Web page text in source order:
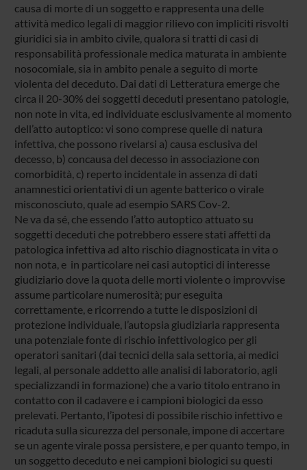
causa di morte di un soggetto e rappresenta una delle
attività medico legali di maggior rilievo con impliciti risvolti
giuridici sia in ambito civile, qualora si tratti di casi di
responsabilità professionale medica maturata in ambiente
nosocomiale, sia in ambito penale a seguito di morte
violenta del deceduto. Dai dati di Letteratura emerge che
circa il 20-30% dei soggetti deceduti presentano patologie,
non note in vita, ed individuate esclusivamente al momento
dell’atto autoptico: vi sono comprese quelle di natura
infettiva, che possono rivelarsi a) causa esclusiva del
decesso, b) concausa del decesso in associazione con
comorbidità, c) reperto incidentale in assenza di dati
anamnestici orientativi di un agente batterico o virale
misconosciuto, quale ad esempio SARS Cov-2.
Ne va da sé, che essendo l’atto autoptico attuato su
soggetti deceduti che potrebbero essere stati affetti da
patologica infettiva ad alto rischio diagnosticata in vita o
non nota, e in particolare nei casi autoptici di interesse
giudiziario dove la quota delle morti violente o improvvise
assume particolare numerosità; pur eseguita
correttamente, e ricorrendo a tutte le disposizioni di
protezione individuale, l’autopsia giudiziaria rappresenta
una potenziale fonte di rischio infettivologico per gli
operatori sanitari (dai tecnici della sala settoria, ai medici
legali, al personale addetto alle analisi di laboratorio, agli
specializzandi in formazione) che a vario titolo entrano in
contatto con il cadavere e i campioni biologici da esso
prelevati. Pertanto, l’ipotesi di possibile rischio infettivo e
ricaduta sulla sicurezza del personale, impone di accertare
se un agente virale possa persistere, e per quanto tempo, in
un soggetto deceduto e nei campioni biologici su questi